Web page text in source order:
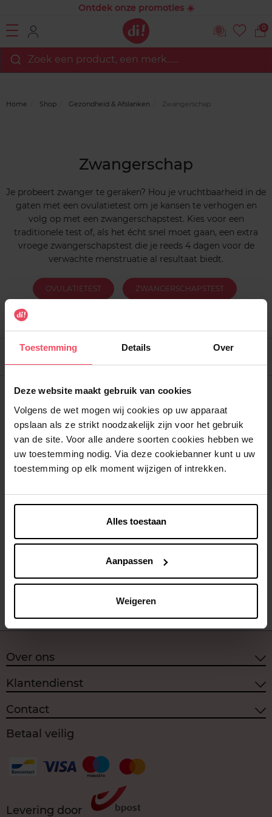
Toestemming Details Over
Deze website maakt gebruik van cookies
Volgens de wet mogen wij cookies op uw apparaat
opslaan als ze strikt noodzakelijk zijn voor het gebruik
van de site. Voor alle andere soorten cookies hebben we
uw toestemming nodig. Via deze cookiebanner kunt u uw
toestemming op elk moment wijzigen of intrekken.
Alles toestaan
Aanpassen
Weigeren
Ontdek onze promoties ☀️
0
Zoek een product, een merk…...
Home Shop Gezondheid & Afslanken Zwangerschap
Zwangerschap
Je probeert zwanger te geraken? Hou je vruchtbaarheid in de
gaten met een ovulatietest om je kansen te verhogen en
volg op met een zwangerschapstest. Kies voor een
traditionele test of, als het écht snel moet gaan, een extra
vroege zwangerschapstest die je reeds 4 dagen voor de
verwachte menstruatie al resultaat biedt.
OVULATIETEST ZWANGERSCHAPSTEST
€ 34,99 In winkelmandje
Over ons
Klantendienst
Contact
Betaal veilig
Levering door